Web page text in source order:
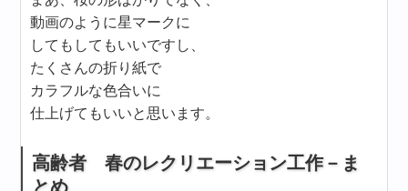
動画のように星マークに
してもしてもいいですし、
たくさんの折り紙で
カラフルな色合いに
仕上げてもいいと思います。
高齢者 春のレクリエーション工作－ま
とめ